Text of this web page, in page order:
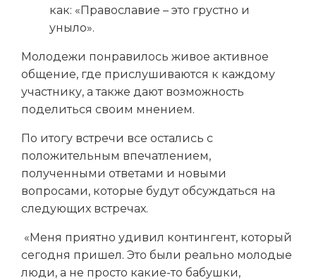
как: «Православие – это грустно и
уныло».
Молодежи понравилось живое активное
общение, где прислушиваются к каждому
участнику, а также дают возможность
поделиться своим мнением.
По итогу встречи все остались с
положительным впечатлением,
полученными ответами и новыми
вопросами, которые будут обсуждаться на
следующих встречах.
«Меня приятно удивил контингент, который
сегодня пришел. Это были реально молодые
люди, а не просто какие-то бабушки,